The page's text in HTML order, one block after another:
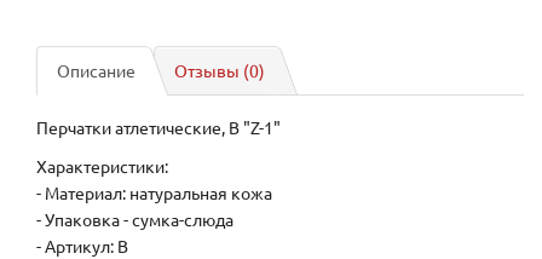
Описание Отзывы (0)
Перчатки атлетические, B "Z-1"
Характеристики:
- Материал: натуральная кожа
- Упаковка - сумка-слюда
- Артикул: B